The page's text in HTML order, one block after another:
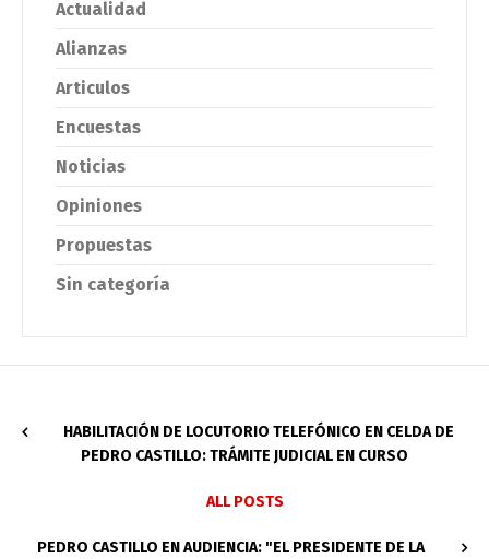
Actualidad
Alianzas
Articulos
Encuestas
Noticias
Opiniones
Propuestas
Sin categoría
HABILITACIÓN DE LOCUTORIO TELEFÓNICO EN CELDA DE
PEDRO CASTILLO: TRÁMITE JUDICIAL EN CURSO
ALL POSTS
PEDRO CASTILLO EN AUDIENCIA: "EL PRESIDENTE DE LA